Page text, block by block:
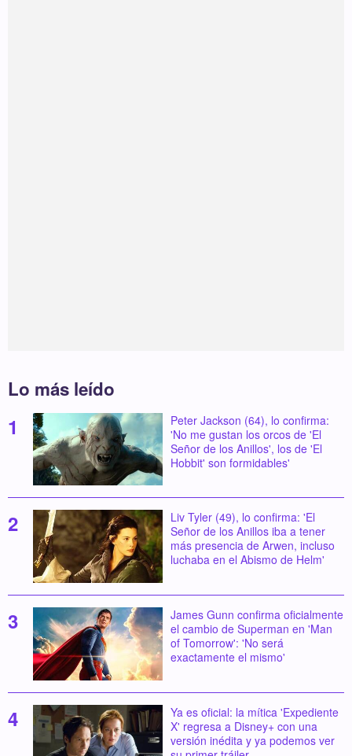
Lo más leído
Peter Jackson (64), lo confirma:
'No me gustan los orcos de 'El
Señor de los Anillos', los de 'El
Hobbit' son formidables'
Liv Tyler (49), lo confirma: 'El
Señor de los Anillos iba a tener
más presencia de Arwen, incluso
luchaba en el Abismo de Helm'
James Gunn confirma oficialmente
el cambio de Superman en 'Man
of Tomorrow': 'No será
exactamente el mismo'
Ya es oficial: la mítica 'Expediente
X' regresa a Disney+ con una
versión inédita y ya podemos ver